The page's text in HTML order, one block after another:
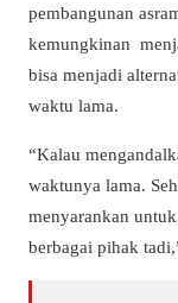
pembangunan
kemungkinan
bisa menjadi
waktu lama.
“Kalau
waktunya lama.
menyarankan
berbagai pihak